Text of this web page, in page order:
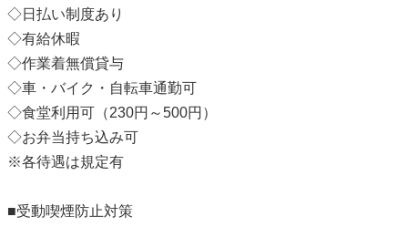
◇日払い制度あり
◇有給休暇
◇作業着無償貸与
◇車・バイク・自転車通勤可
◇食堂利用可（230円～500円）
◇お弁当持ち込み可
※各待遇は規定有
■受動喫煙防止対策